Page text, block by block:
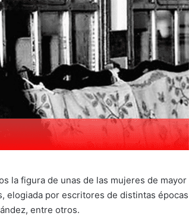
la figura de unas de las mujeres de mayor
elogiada por escritores de distintas épocas
entre otros.